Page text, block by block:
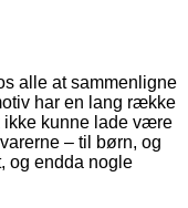
alle at sammenligne
har en lang række
ikke kunne lade være
– til børn, og
og endda nogle